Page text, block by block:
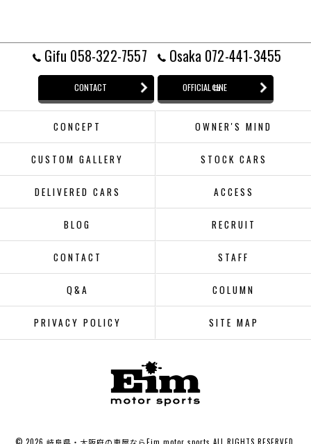
Gifu 058-322-7557 Osaka 072-441-3455
CONTACT OFFICIAL LINE
CONCEPT OWNER'S MIND
CUSTOM GALLERY STOCK CARS
DELIVERED CARS ACCESS
BLOG RECRUIT
CONTACT STAFF
Q&A COLUMN
PRIVACY POLICY SITE MAP